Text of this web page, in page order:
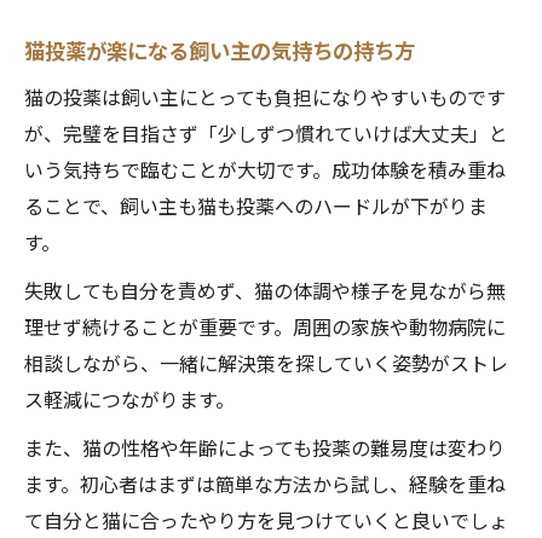
猫投薬が楽になる飼い主の気持ちの持ち方
猫の投薬は飼い主にとっても負担になりやすいものです
が、完璧を目指さず「少しずつ慣れていけば大丈夫」と
いう気持ちで臨むことが大切です。成功体験を積み重ね
ることで、飼い主も猫も投薬へのハードルが下がりま
す。
失敗しても自分を責めず、猫の体調や様子を見ながら無
理せず続けることが重要です。周囲の家族や動物病院に
相談しながら、一緒に解決策を探していく姿勢がストレ
ス軽減につながります。
また、猫の性格や年齢によっても投薬の難易度は変わり
ます。初心者はまずは簡単な方法から試し、経験を重ね
て自分と猫に合ったやり方を見つけていくと良いでしょ